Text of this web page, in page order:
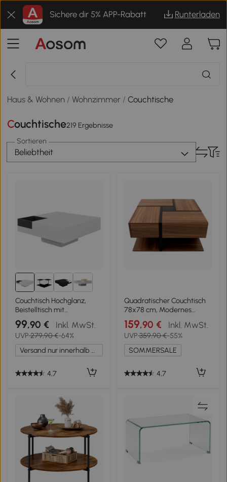
Sichere dir 5% APP-Rabatt Runterladen
Haus & Wohnen /Wohnzimmer /Couchtische
Couchtische219 Ergebnisse
Sortieren
Beliebtheit
Couchtisch Hochglanz,
Beistelltisch mit
abnehmbarer
Aufbewahrungsbox und
LED-Lichteffekt, 72×72×30
cm, Weiß
99,90 € Inkl. MwSt.
UVP279,90 €-64%
Versand nur innerhalb Deutschlands
4,7
Quadratischer Couchtisch
78x78 cm, Modernes
Design mit Unterablage
fürs Wohnzimmer,
Naturfarbe
159,90 € Inkl. MwSt.
UVP359,90 €-55%
SOMMERSALE
4,7